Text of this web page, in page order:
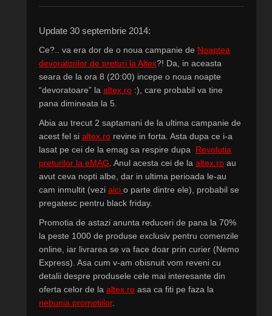
Update 30 septembrie 2014:
Ce?.. va era dor de o noua campanie de Noaptea
devoratorilor de preturi la Altex?! Da, in aceasta
seara de la ora 8 (20:00) incepe o noua noapte
“devoratoare” la altex.ro :), care probabil va tine
pana dimineata la 5.
Abia au trecut 2 saptamani de la ultima campanie de
acest fel si altex.ro revine in forta. Asta dupa ce i-a
lasat pe cei de la emag sa respire dupa Revolutia
preturilor la eMAG . Anul acesta cei de la altex.ro au
avut ceva nopti albe, dar in ultima perioada le-au
cam inmultit (vezi aici o parte dintre ele), probabil se
pregatesc pentru black friday.
Promotia de astazi anunta reduceri de pana la 70%
la peste 1000 de produse exclusiv pentru comenzile
online, iar livrarea se va face doar prin curier (Nemo
Express) . Asa cum v-am obisnuit vom reveni cu
detalii despre produsele cele mai interesante din
oferta celor de la altex.ro asa ca fiti pe faza la
nebunia promotiilor.